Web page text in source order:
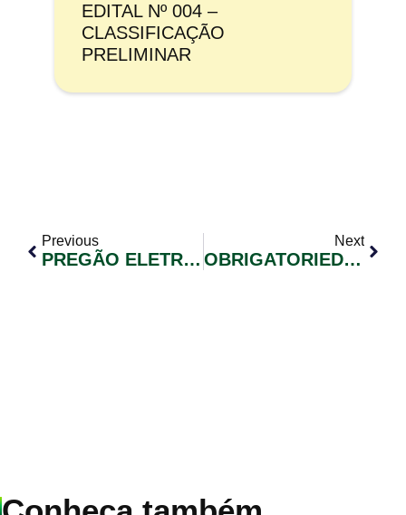
EDITAL Nº 004 –
CLASSIFICAÇÃO
PRELIMINAR
Previous
PREGÃO ELETRÔNICO N° 046/2019
Next
OBRIGATORIEDADE DA EMISSÃO DA NOTA FISCAL ELETRÔNICA (NFS-E)